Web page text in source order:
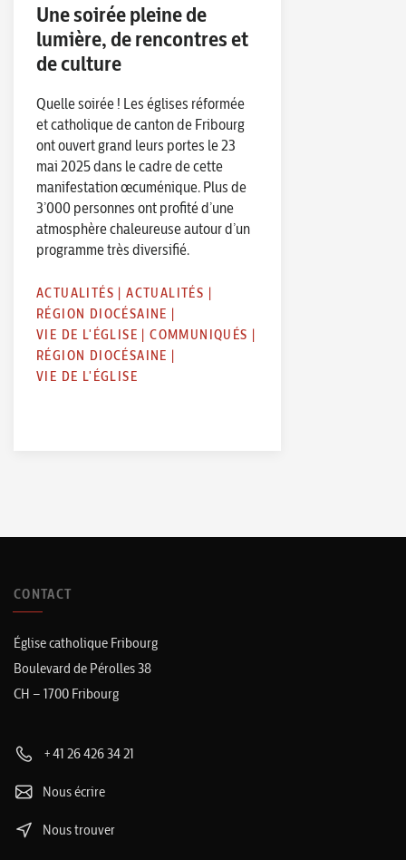
Une soirée pleine de
lumière, de rencontres et
de culture
Quelle soirée ! Les églises réformée
et catholique de canton de Fribourg
ont ouvert grand leurs portes le 23
mai 2025 dans le cadre de cette
manifestation œcuménique. Plus de
3’000 personnes ont profité d’une
atmosphère chaleureuse autour d’un
programme très diversifié.
ACTUALITÉS |ACTUALITÉS |
RÉGION DIOCÉSAINE |
VIE DE L'ÉGLISE |COMMUNIQUÉS |
RÉGION DIOCÉSAINE |
VIE DE L'ÉGLISE
CONTACT
Église catholique Fribourg
Boulevard de Pérolles 38
CH – 1700 Fribourg
+41 26 426 34 21
Nous écrire
Nous trouver